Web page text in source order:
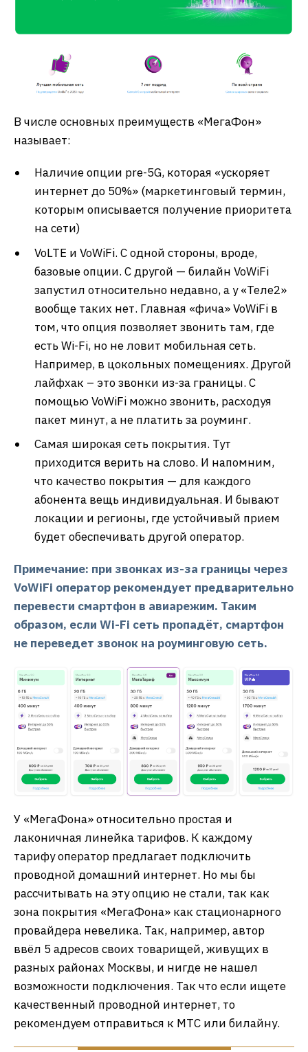
В числе основных преимуществ «МегаФон»
называет:
Наличие опции pre-5G, которая «ускоряет
интернет до 50%» (маркетинговый термин,
которым описывается получение приоритета
на сети)
VoLTE и VoWiFi. С одной стороны, вроде,
базовые опции. С другой — билайн VoWiFi
запустил относительно недавно, а у «Теле2»
вообще таких нет. Главная «фича» VoWiFi в
том, что опция позволяет звонить там, где
есть Wi-Fi, но не ловит мобильная сеть.
Например, в цокольных помещениях. Другой
лайфхак – это звонки из-за границы. С
помощью VoWiFi можно звонить, расходуя
пакет минут, а не платить за роуминг.
Самая широкая сеть покрытия. Тут
приходится верить на слово. И напомним,
что качество покрытия — для каждого
абонента вещь индивидуальная. И бывают
локации и регионы, где устойчивый прием
будет обеспечивать другой оператор.
Примечание: при звонках из-за границы через
VoWiFi оператор рекомендует предварительно
перевести смартфон в авиарежим. Таким
образом, если Wi-Fi сеть пропадёт, смартфон
не переведет звонок на роуминговую сеть.
У «МегаФона» относительно простая и
лаконичная линейка тарифов. К каждому
тарифу оператор предлагает подключить
проводной домашний интернет. Но мы бы
рассчитывать на эту опцию не стали, так как
зона покрытия «МегаФона» как стационарного
провайдера невелика. Так, например, автор
ввёл 5 адресов своих товарищей, живущих в
разных районах Москвы, и нигде не нашел
возможности подключения. Так что если ищете
качественный проводной интернет, то
рекомендуем отправиться к МТС или билайну.